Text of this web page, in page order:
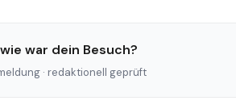
war dein Besuch?
· redaktionell geprüft